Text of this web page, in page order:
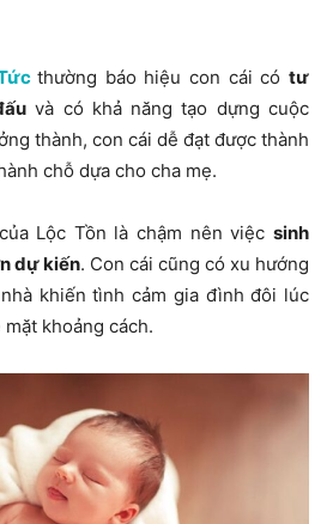
thường báo hiệu con cái có tư
và có khả năng tạo dựng cuộc
thành, con cái dễ đạt được thành
chỗ dựa cho cha mẹ.
Lộc Tồn là chậm nên việc sinh
dự kiến. Con cái cũng có xu hướng
khiến tình cảm gia đình đôi lúc
khoảng cách.